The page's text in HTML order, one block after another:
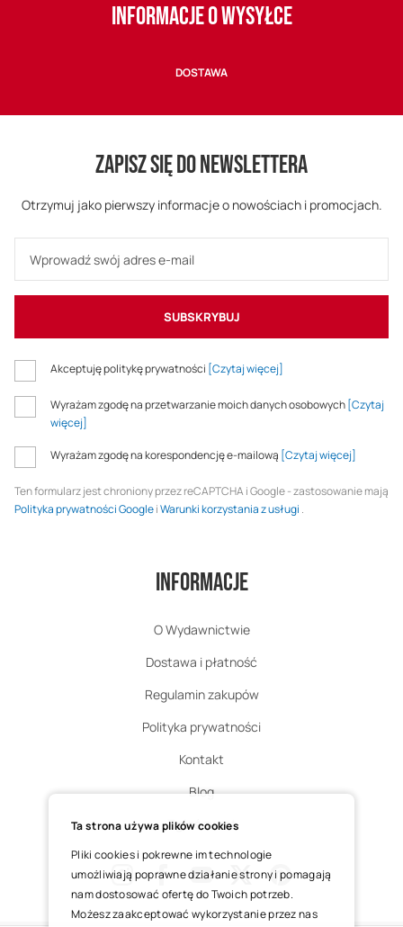
INFORMACJE O WYSYŁCE
DOSTAWA
ZAPISZ SIĘ DO NEWSLETTERA
Otrzymuj jako pierwszy informacje o nowościach i promocjach.
SUBSKRYBUJ
Akceptuję politykę prywatności [Czytaj więcej]
Wyrażam zgodę na przetwarzanie moich danych osobowych[Czytaj
więcej]
Wyrażam zgodę na korespondencję e-mailową [Czytaj więcej]
Ten formularz jest chroniony przez reCAPTCHA i Google - zastosowanie mają
Polityka prywatności GoogleiWarunki korzystania z usługi .
Informacje
O Wydawnictwie
Dostawa i płatność
Regulamin zakupów
Polityka prywatności
Kontakt
Blog
Zgłoś zwrot
InstagramFacebookYoutube
X Pinterest
Ta strona używa plików cookies
Pliki cookies i pokrewne im technologie
umożliwiają poprawne działanie strony i pomagają
nam dostosować ofertę do Twoich potrzeb.
Możesz zaakceptować wykorzystanie przez nas